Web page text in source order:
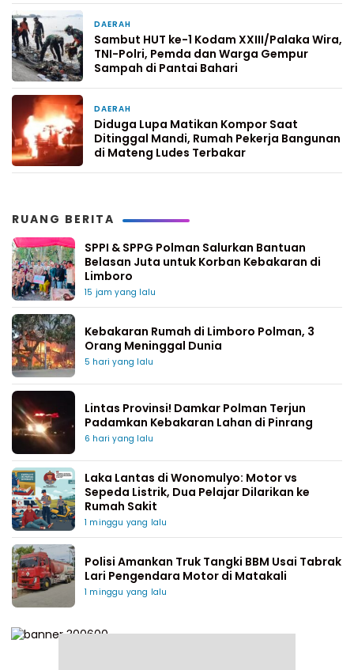
DAERAH
Sambut HUT ke-1 Kodam XXIII/Palaka Wira,
TNI-Polri, Pemda dan Warga Gempur
Sampah di Pantai Bahari
DAERAH
Diduga Lupa Matikan Kompor Saat
Ditinggal Mandi, Rumah Pekerja Bangunan
di Mateng Ludes Terbakar
RUANG BERITA
SPPI & SPPG Polman Salurkan Bantuan
Belasan Juta untuk Korban Kebakaran di
Limboro
15 jam yang lalu
Kebakaran Rumah di Limboro Polman, 3
Orang Meninggal Dunia
5 hari yang lalu
Lintas Provinsi! Damkar Polman Terjun
Padamkan Kebakaran Lahan di Pinrang
6 hari yang lalu
Laka Lantas di Wonomulyo: Motor vs
Sepeda Listrik, Dua Pelajar Dilarikan ke
Rumah Sakit
1 minggu yang lalu
Polisi Amankan Truk Tangki BBM Usai Tabrak
Lari Pengendara Motor di Matakali
1 minggu yang lalu